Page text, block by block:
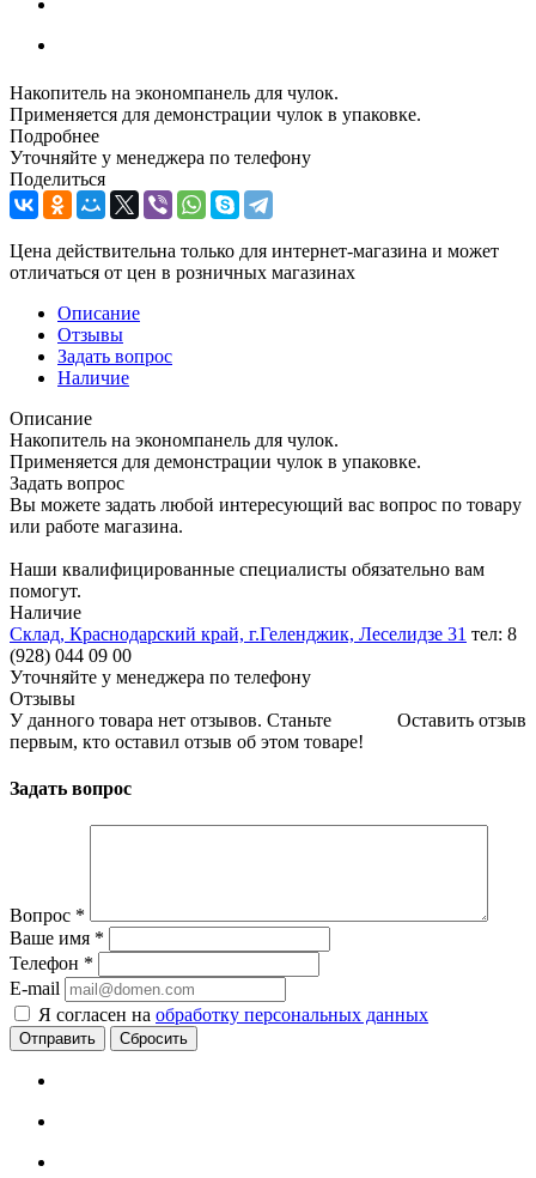
Накопитель на экономпанель для чулок.
Применяется для демонстрации чулок в упаковке.
Подробнее
Уточняйте у менеджера по телефону
Поделиться
Цена действительна только для интернет-магазина и может
отличаться от цен в розничных магазинах
Описание
Отзывы
Задать вопрос
Наличие
Описание
Накопитель на экономпанель для чулок.
Применяется для демонстрации чулок в упаковке.
Задать вопрос
Вы можете задать любой интересующий вас вопрос по товару
или работе магазина.
Наши квалифицированные специалисты обязательно вам
помогут.
Наличие
Склад, Краснодарский край, г.Геленджик, Леселидзе 31 тел: 8
(928) 044 09 00
Уточняйте у менеджера по телефону
Отзывы
Оставить отзыв
У данного товара нет отзывов. Станьте
первым, кто оставил отзыв об этом товаре!
Задать вопрос
Вопрос *
Ваше имя *
Телефон *
E-mail
Я согласен на обработку персональных данных
Сбросить